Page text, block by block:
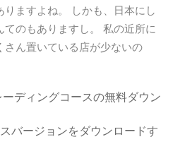
ますよね。 しかも、日本にし
のもありますし。 私の近所に
さん置いている店が少ないの
ディングコースの無料ダウン
バージョンをダウンロードす